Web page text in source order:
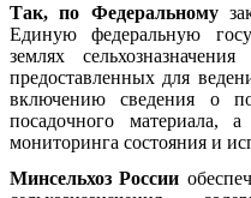
Так, по Федеральному
Единую федеральную
землях
предоставленных для
включению сведения о
посадочного материала,
мониторинга состояния и
Минсельхоз России